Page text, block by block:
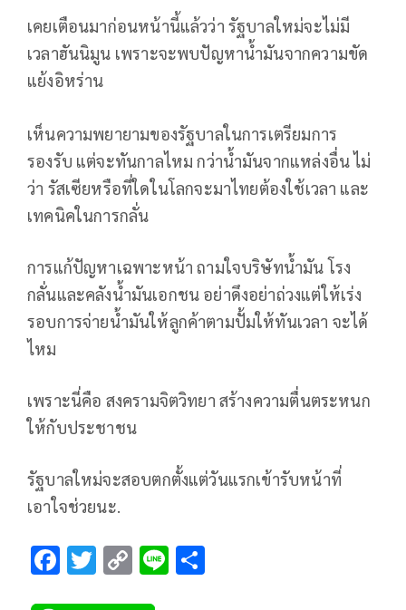
เคยเตือนมาก่อนหน้านี้แล้วว่า​ รัฐบาลใหม่จะไม่มี
เวลาฮันนิมูน​ เพราะจะพบปัญหาน้ำมันจากความขัด
แย้งอิหร่าน
เห็นความพยายามของรัฐบาลในการเตรียมการ
รองรับ​ แต่จะทันกาลไหม​ กว่าน้ำมันจากแหล่งอื่น​ ไม่
ว่า​ รัสเซียหรือที่ใดในโลกจะมาไทยต้องใช้เวลา​ และ
เทคนิคในการกลั่น
การแก้ปัญหาเฉพาะหน้า​ ถามใจบริษัทน้ำมัน​ โรง
กลั่นและคลังน้ำมันเอกชน​ อย่าดึง​อย่าถ่วงแต่ให้เร่ง
รอบการจ่ายน้ำมันให้ลูกค้าตามปั้มให้ทันเวลา​ จะได้
ไหม​
เพราะนี่คือ​ สงครามจิตวิทยา​ สร้างความตื่นตระหนก
ให้กับประชาชน
รัฐบาลใหม่จะสอบตกตั้งแต่วันแรกเข้ารับหน้าที่​
เอาใจช่วยนะ.
F T C Li